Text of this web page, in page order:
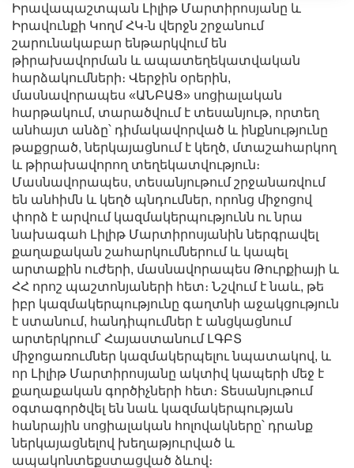
Իրավապաշտպան Լիլիթ Մարտիրոսյանը և
Իրավունքի Կողմ ՀԿ-ն վերջն շրջանում
շարունակաբար ենթարկվում են
թիրախավորման և ապատեղեկատվական
հարձակումների։ Վերջին օրերին,
մասնավորապես «ԱՆԲԱՑ» սոցիալական
հարթակում, տարածվում է տեսանյութ, որտեղ
անհայտ անձը՝ դիմակավորված և ինքնությունը
թաքցրած, ներկայացնում է կեղծ, մտաշահարկող
և թիրախավորող տեղեկատվություն։
Մասնավորապես, տեսանյութում շրջանառվում
են անհիմն և կեղծ պնդումներ, որոնց միջոցով
փորձ է արվում կազմակերպությունն ու նրա
նախագահ Լիլիթ Մարտիրոսյանին ներգրավել
քաղաքական շահարկումներում և կապել
արտաքին ուժերի, մասնավորապես Թուրքիայի և
ՀՀ որոշ պաշտոնյաների հետ։ Նշվում է նաև, թե
իբր կազմակերպությունը գաղտնի աջակցություն
է ստանում, հանդիպումներ է անցկացնում
արտերկրում՝ Հայաստանում ԼԳԲՏ
միջոցառումներ կազմակերպելու նպատակով, և
որ Լիլիթ Մարտիրոսյանը ակտիվ կապերի մեջ է
քաղաքական գործիչների հետ։ Տեսանյութում
օգտագործվել են նաև կազմակերպության
հանրային սոցիալական հոլովակները՝ դրանք
ներկայացնելով խեղաթյուրված և
ապակոնտեքստացված ձևով։